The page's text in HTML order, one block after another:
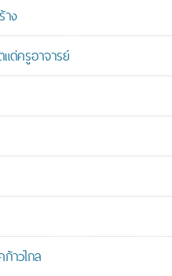
ง
ด่ครูอาจารย์
าวไกล